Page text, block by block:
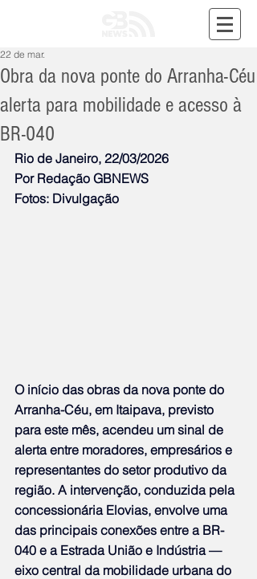
Obra da nova ponte do Arranha-Céu
alerta para mobilidade e acesso à
BR-040
22 de mar.
Rio de Janeiro, 22/03/2026
Por Redação GBNEWS
Fotos: Divulgação
O início das obras da nova ponte do
Arranha-Céu, em Itaipava, previsto
para este mês, acendeu um sinal de
alerta entre moradores, empresários e
representantes do setor produtivo da
região. A intervenção, conduzida pela
concessionária Elovias, envolve uma
das principais conexões entre a BR-
040 e a Estrada União e Indústria —
eixo central da mobilidade urbana do